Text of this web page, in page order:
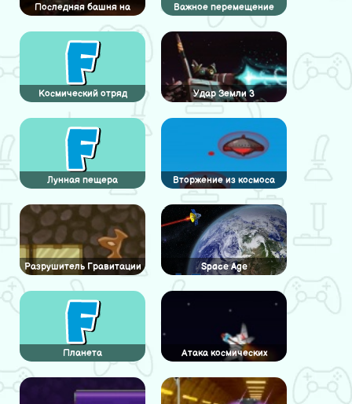
Последняя башня на
марсе
Важное перемещение
Космический отряд Удар Земли 3
Лунная пещера Вторжение из космоса
Разрушитель Гравитации Space Age
Планета
Атака космических
мутаторов